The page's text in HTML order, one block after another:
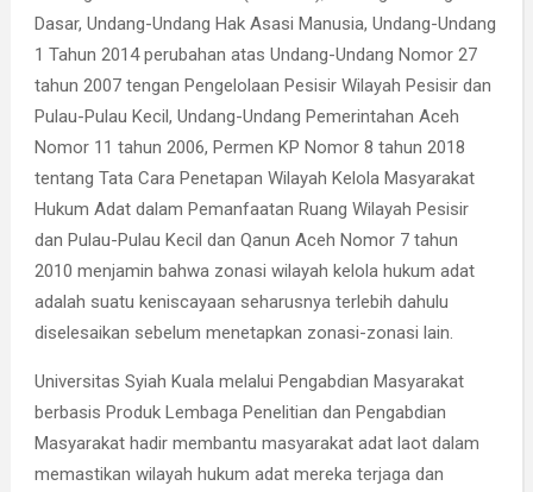
Dasar, Undang-Undang Hak Asasi Manusia, Undang-Undang
1 Tahun 2014 perubahan atas Undang-Undang Nomor 27
tahun 2007 tengan Pengelolaan Pesisir Wilayah Pesisir dan
Pulau-Pulau Kecil, Undang-Undang Pemerintahan Aceh
Nomor 11 tahun 2006, Permen KP Nomor 8 tahun 2018
tentang Tata Cara Penetapan Wilayah Kelola Masyarakat
Hukum Adat dalam Pemanfaatan Ruang Wilayah Pesisir
dan Pulau-Pulau Kecil dan Qanun Aceh Nomor 7 tahun
2010 menjamin bahwa zonasi wilayah kelola hukum adat
adalah suatu keniscayaan seharusnya terlebih dahulu
diselesaikan sebelum menetapkan zonasi-zonasi lain.
Universitas Syiah Kuala melalui Pengabdian Masyarakat
berbasis Produk Lembaga Penelitian dan Pengabdian
Masyarakat hadir membantu masyarakat adat laot dalam
memastikan wilayah hukum adat mereka terjaga dan